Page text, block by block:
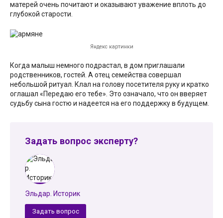
матерей очень почитают и оказывают уважение вплоть до
глубокой старости.
Яндекс картинки
Когда малыш немного подрастал, в дом приглашали
родственников, гостей. А отец семейства совершал
небольшой ритуал. Клал на голову посетителя руку и кратко
оглашал «Передаю его тебе». Это означало, что он вверяет
судьбу сына гостю и надеется на его поддержку в будущем.
Задать вопрос эксперту?
Эльдар. Историк
Задать вопрос